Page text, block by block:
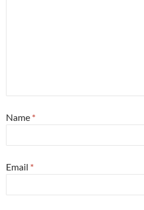
Name *
Email *